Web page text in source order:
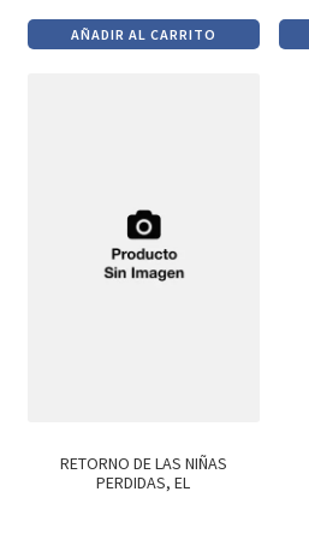
precio
original
precio
actual
AÑADIR AL CARRITO
RETORNO DE LAS NIÑAS
PERDIDAS, EL